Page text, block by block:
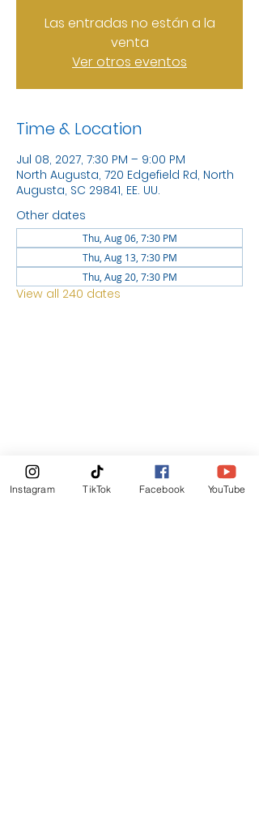
Las entradas no están a la
venta
Ver otros eventos
Time & Location
Jul 08, 2027, 7:30 PM – 9:00 PM
North Augusta, 720 Edgefield Rd, North
Augusta, SC 29841, EE. UU.
Other dates
Thu, Aug 06, 7:30 PM
Thu, Aug 13, 7:30 PM
Thu, Aug 20, 7:30 PM
View all 240 dates
News Letter
Instagram TikTok Facebook YouTube